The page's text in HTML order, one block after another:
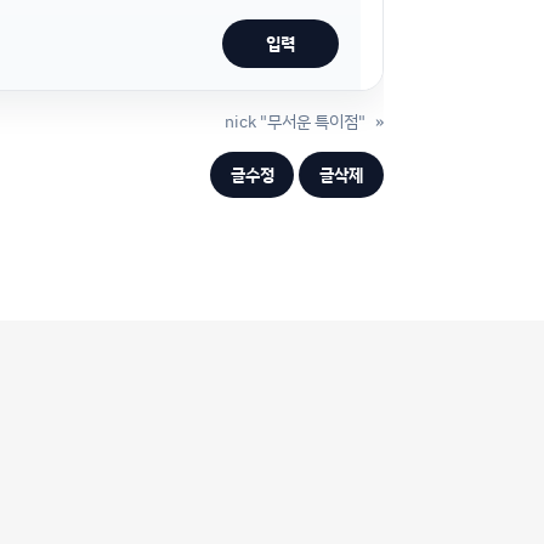
nick "무서운 특이점" »
글수정 글삭제